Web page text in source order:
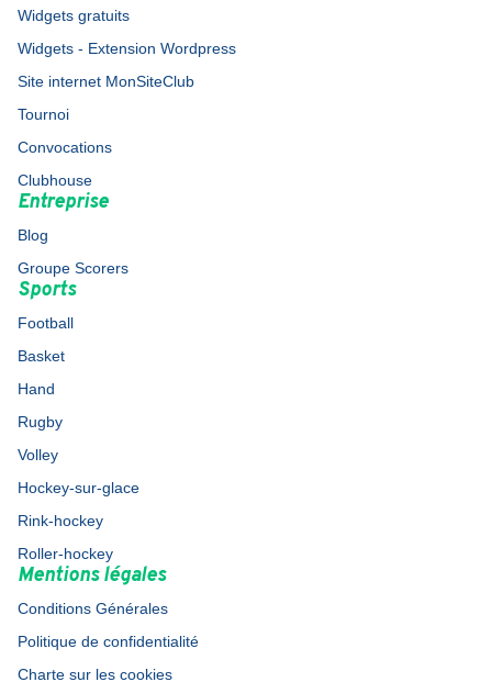
Widgets gratuits
Widgets - Extension Wordpress
Site internet MonSiteClub
Tournoi
Convocations
Clubhouse
Entreprise
Blog
Groupe Scorers
Sports
Football
Basket
Hand
Rugby
Volley
Hockey-sur-glace
Rink-hockey
Roller-hockey
Mentions légales
Conditions Générales
Politique de confidentialité
Charte sur les cookies